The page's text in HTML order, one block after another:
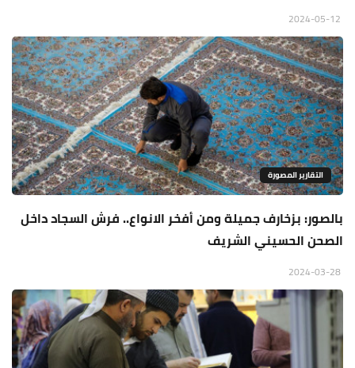
التقارير المصورة
بالصور: بزخارف جميلة ومن أفخر الانواع.. فرش السجاد داخل
الصحن الحسيني الشريف